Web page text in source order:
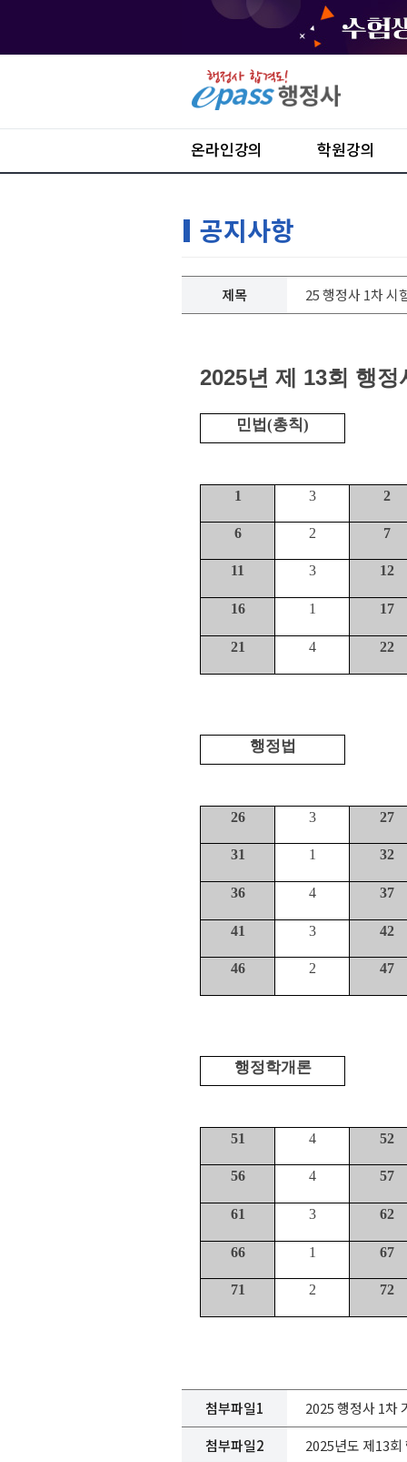
온라인강의 학원강의
공지사항
제목 25 행정사 1차 시
2025년 제 13회 행
민법 (총칙)
1 3 2
6 2 7
11 3 12
16 1 17
21 4 22
행정법
26 3 27
31 1 32
36 4 37
41 3 42
46 2 47
행정학개론
51 4 52
56 4 57
61 3 62
66 1 67
71 2 72
첨부파일1
2025 행정사 1차
첨부파일2
2025년도 제13